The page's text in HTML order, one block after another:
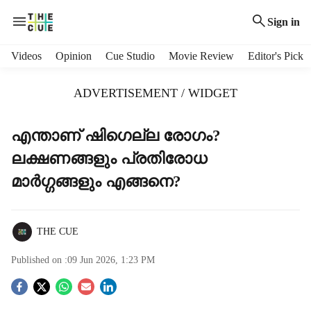
Sign in
Videos Opinion Cue Studio Movie Review Editor's Pick
ADVERTISEMENT / WIDGET
എന്താണ് ഷിഗെല്ല രോഗം?
ലക്ഷണങ്ങളും പ്രതിരോധ
മാർഗ്ഗങ്ങളും എങ്ങനെ?
THE CUE
Published on :09 Jun 2026, 1:23 PM
S